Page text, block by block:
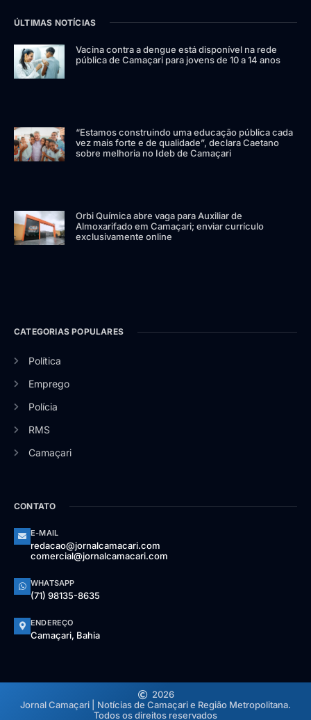
ÚLTIMAS NOTÍCIAS
Vacina contra a dengue está disponível na rede
pública de Camaçari para jovens de 10 a 14 anos
“Estamos construindo uma educação pública cada
vez mais forte e de qualidade”, declara Caetano
sobre melhoria no Ideb de Camaçari
Orbi Química abre vaga para Auxiliar de
Almoxarifado em Camaçari; enviar currículo
exclusivamente online
CATEGORIAS POPULARES
Política
Emprego
Polícia
RMS
Camaçari
CONTATO
E-MAIL
redacao@jornalcamacari.com
comercial@jornalcamacari.com
WHATSAPP
(71) 98135-8635
ENDEREÇO
Camaçari, Bahia
2026
Jornal Camaçari | Notícias de Camaçari e Região Metropolitana.
Todos os direitos reservados